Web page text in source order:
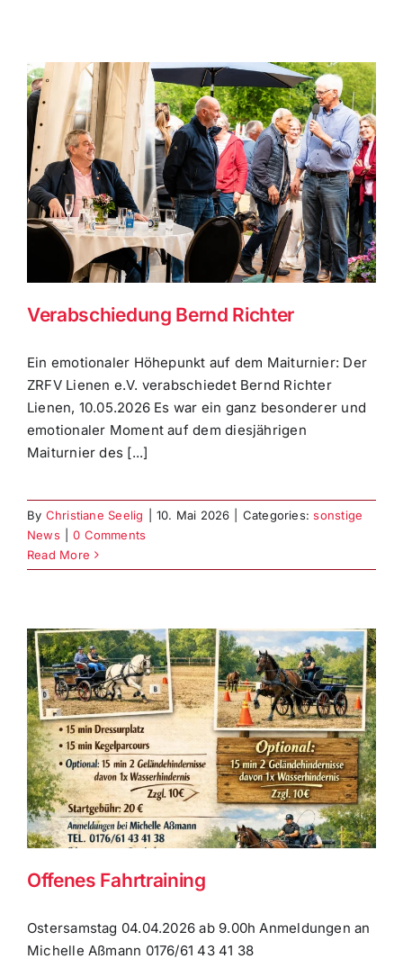
Verabschiedung Bernd Richter
Ein emotionaler Höhepunkt auf dem Maiturnier: Der
ZRFV Lienen e.V. verabschiedet Bernd Richter
Lienen, 10.05.2026 Es war ein ganz besonderer und
emotionaler Moment auf dem diesjährigen
Maiturnier des [...]
By Christiane Seelig 10. Mai 2026 Categories:sonstige
News
0 Comments
Read More
Offenes Fahrtraining
Ostersamstag 04.04.2026 ab 9.00h Anmeldungen an
Michelle Aßmann 0176/61 43 41 38